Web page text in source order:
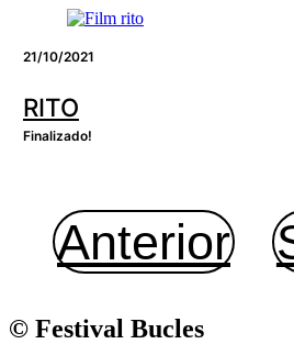
21/10/2021
RITO
Finalizado!
Anterior
© Festival Bucles